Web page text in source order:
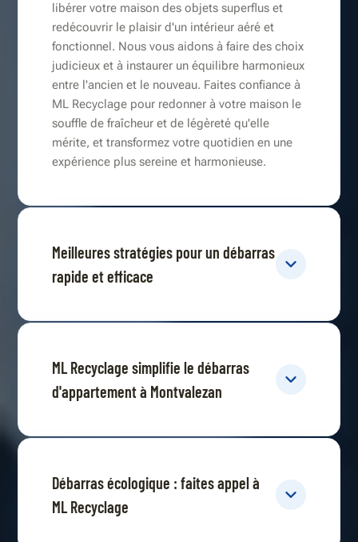
libérer votre maison des objets superflus et
redécouvrir le plaisir d'un intérieur aéré et
fonctionnel. Nous vous aidons à faire des choix
judicieux et à instaurer un équilibre harmonieux
entre l'ancien et le nouveau. Faites confiance à
ML Recyclage pour redonner à votre maison le
souffle de fraîcheur et de légèreté qu'elle
mérite, et transformez votre quotidien en une
expérience plus sereine et harmonieuse.
Meilleures stratégies pour un débarras
rapide et efficace
ML Recyclage simplifie le débarras
d'appartement à Montvalezan
Débarras écologique : faites appel à
ML Recyclage